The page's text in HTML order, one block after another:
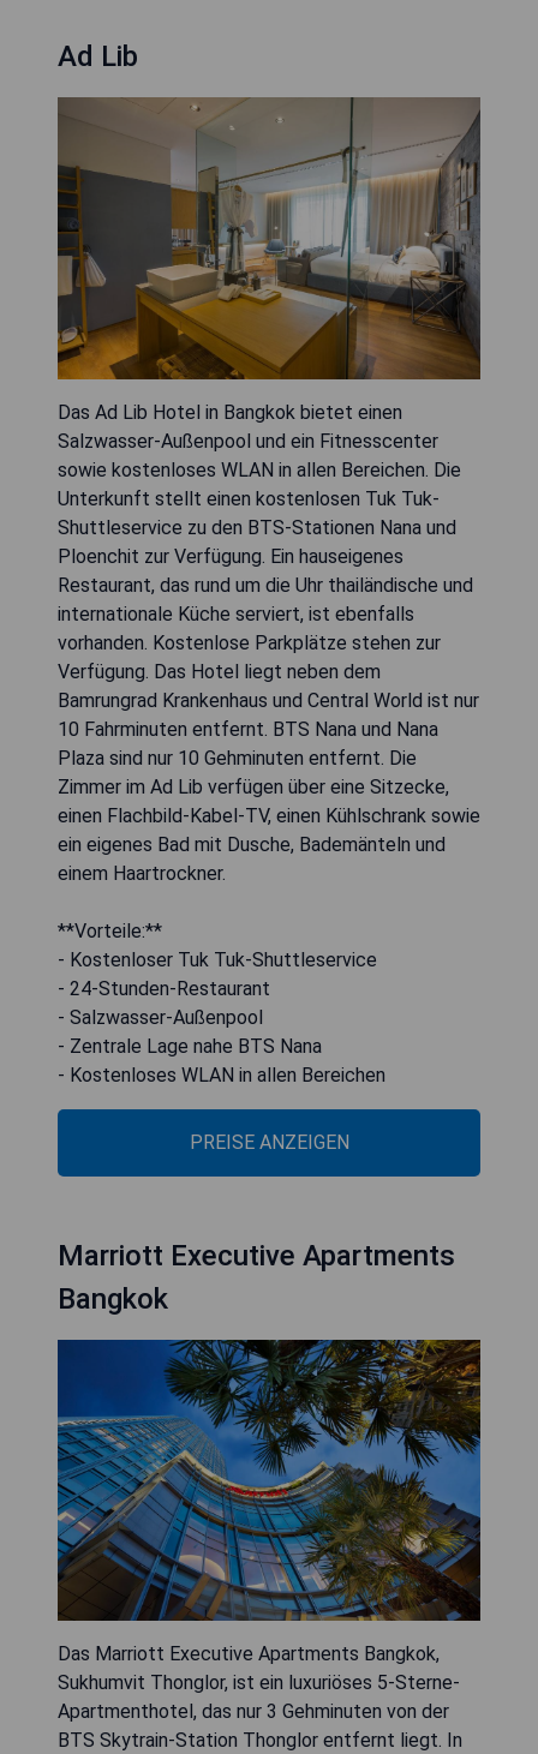
Ad Lib
Das Ad Lib Hotel in Bangkok bietet einen
Salzwasser-Außenpool und ein Fitnesscenter
sowie kostenloses WLAN in allen Bereichen. Die
Unterkunft stellt einen kostenlosen Tuk Tuk-
Shuttleservice zu den BTS-Stationen Nana und
Ploenchit zur Verfügung. Ein hauseigenes
Restaurant, das rund um die Uhr thailändische und
internationale Küche serviert, ist ebenfalls
vorhanden. Kostenlose Parkplätze stehen zur
Verfügung. Das Hotel liegt neben dem
Bamrungrad Krankenhaus und Central World ist nur
10 Fahrminuten entfernt. BTS Nana und Nana
Plaza sind nur 10 Gehminuten entfernt. Die
Zimmer im Ad Lib verfügen über eine Sitzecke,
einen Flachbild-Kabel-TV, einen Kühlschrank sowie
ein eigenes Bad mit Dusche, Bademänteln und
einem Haartrockner.
**Vorteile:**
- Kostenloser Tuk Tuk-Shuttleservice
- 24-Stunden-Restaurant
- Salzwasser-Außenpool
- Zentrale Lage nahe BTS Nana
- Kostenloses WLAN in allen Bereichen
PREISE ANZEIGEN
Marriott Executive Apartments
Bangkok
Das Marriott Executive Apartments Bangkok,
Sukhumvit Thonglor, ist ein luxuriöses 5-Sterne-
Apartmenthotel, das nur 3 Gehminuten von der
BTS Skytrain-Station Thonglor entfernt liegt. In